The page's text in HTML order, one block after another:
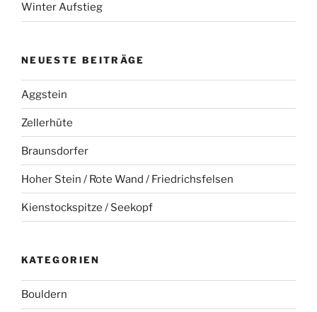
Winter Aufstieg
NEUESTE BEITRÄGE
Aggstein
Zellerhüte
Braunsdorfer
Hoher Stein / Rote Wand / Friedrichsfelsen
Kienstockspitze / Seekopf
KATEGORIEN
Bouldern